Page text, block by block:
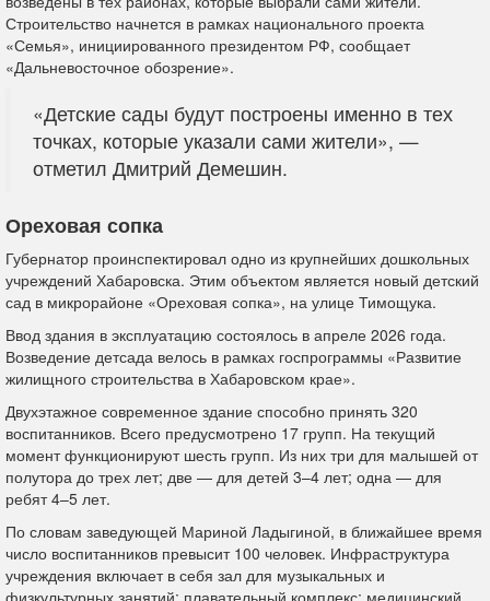
Строительство начнется в рамках национального проекта
«Семья», инициированного президентом РФ, сообщает
«Дальневосточное обозрение».
«Детские сады будут построены именно в тех
точках, которые указали сами жители», —
отметил Дмитрий Демешин.
Ореховая сопка
Губернатор проинспектировал одно из крупнейших дошкольных
учреждений Хабаровска. Этим объектом является новый детский
сад в микрорайоне «Ореховая сопка», на улице Тимощука.
Ввод здания в эксплуатацию состоялось в апреле 2026 года.
Возведение детсада велось в рамках госпрограммы «Развитие
жилищного строительства в Хабаровском крае».
Двухэтажное современное здание способно принять 320
воспитанников. Всего предусмотрено 17 групп. На текущий
момент функционируют шесть групп. Из них три для малышей от
полутора до трех лет; две — для детей 3–4 лет; одна — для
ребят 4–5 лет.
По словам заведующей Мариной Ладыгиной, в ближайшее время
число воспитанников превысит 100 человек. Инфраструктура
учреждения включает в себя зал для музыкальных и